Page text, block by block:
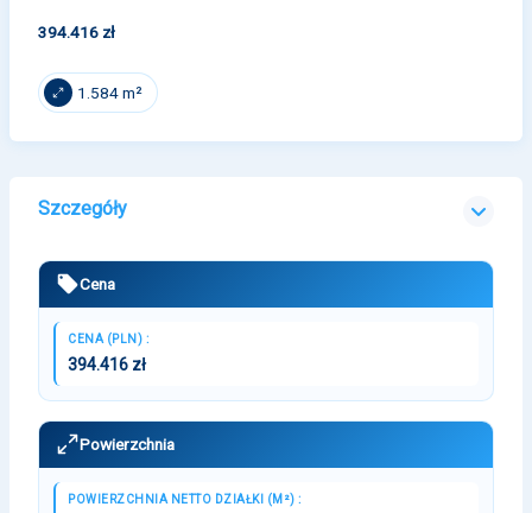
394.416 zł
1.584 m²
Szczegóły
Cena
CENA (PLN) :
394.416 zł
Powierzchnia
POWIERZCHNIA NETTO DZIAŁKI (M²) :